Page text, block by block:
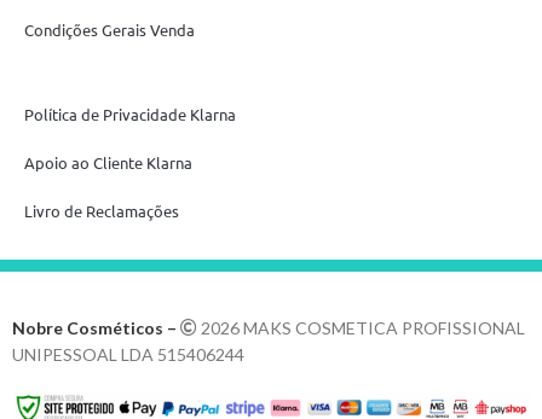
Condições Gerais Venda
Política de Privacidade Klarna
Apoio ao Cliente Klarna
Livro de Reclamações
Nobre Cosméticos –
2026 MAKS COSMETICA PROFISSIONAL
UNIPESSOAL LDA 515406244